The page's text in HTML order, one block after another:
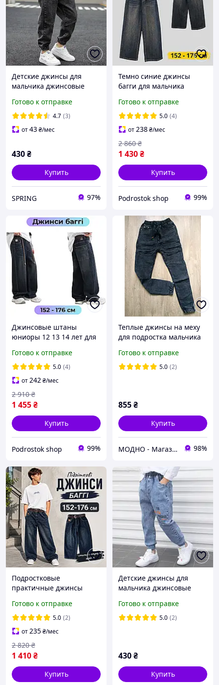
Детские джинсы для
мальчика джинсовые
джинс для детей
Готово к отправке
4.7 (3)
от43₴/мес
430₴
Купить
SPRING 97%
Темно синие джинсы
багги для мальчика
детские модные широкие
удобные джинсовые
брюки скейтер на
резинке
Готово к отправке
5.0 (4)
от238₴/мес
1 430₴
2 860 ₴
Купить
Podrostok shop 99%
Джинсовые штаны
юниоры 12 13 14 лет для
прямые школьные
джинсы Мом Baggy для
детей на каждый день
Готово к отправке
5.0 (4)
от242₴/мес
1 455₴
2 910 ₴
Купить
Podrostok shop 99%
Теплые джинсы на меху
для подростка мальчика
Готово к отправке
5.0 (2)
855₴
Купить
МОДНО - Магазин детской и женской одежды и обуви 98%
Подростковые
практичные джинсы
молнии для мальчика
парня, широкие
потертые джинсовые
штаны baggy для детей
Готово к отправке
5.0 (2)
от235₴/мес
1 410₴
2 820 ₴
Купить
Детские джинсы для
мальчика джинсовые
джинс для детей
Готово к отправке
5.0 (2)
430₴
Купить